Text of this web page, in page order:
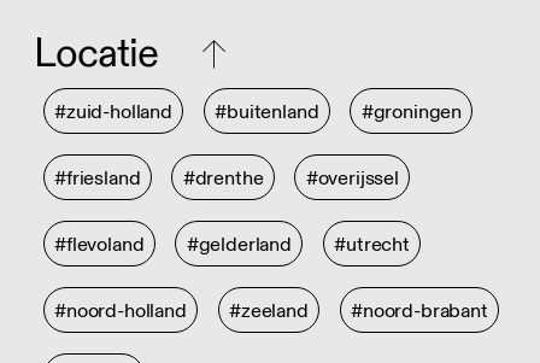
Locatie
#zuid-holland #buitenland #groningen
#friesland #drenthe #overijssel
#flevoland #gelderland #utrecht
#noord-holland #zeeland #noord-brabant